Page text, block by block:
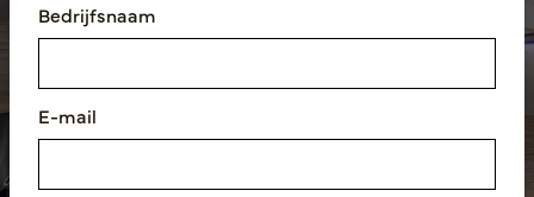
Showroom inrichting
Bedrijfsnaam
E-mail